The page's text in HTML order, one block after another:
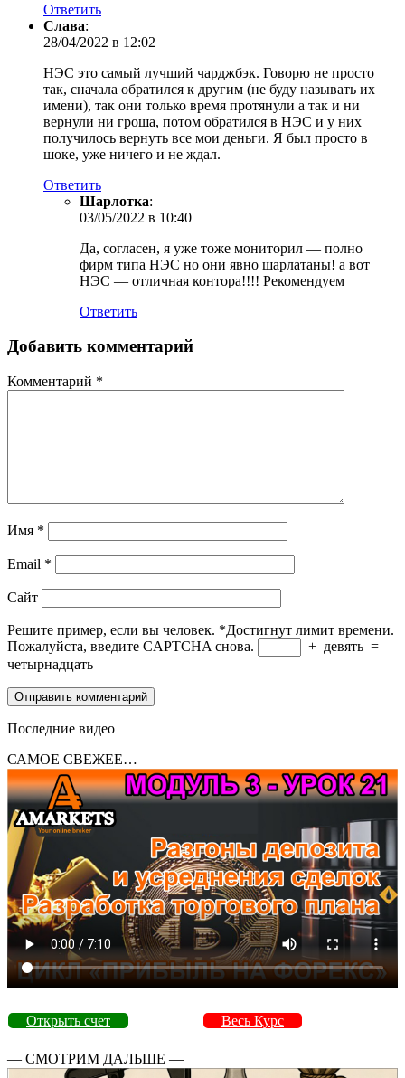
Ответить
Слава:
28/04/2022 в 12:02
НЭС это самый лучший чарджбэк. Говорю не просто
так, сначала обратился к другим (не буду называть их
имени), так они только время протянули а так и ни
вернули ни гроша, потом обратился в НЭС и у них
получилось вернуть все мои деньги. Я был просто в
шоке, уже ничего и не ждал.
Ответить
Шарлотка:
03/05/2022 в 10:40
Да, согласен, я уже тоже мониторил — полно
фирм типа НЭС но они явно шарлатаны! а вот
НЭС — отличная контора!!!! Рекомендуем
Ответить
Добавить комментарий
Комментарий *
Имя *
Email *
Сайт
Решите пример, если вы человек. *Достигнут лимит времени.
Пожалуйста, введите CAPTCHA снова.
+ девять =
четырнадцать
Последние видео
САМОЕ СВЕЖЕЕ…
Открыть счет Весь Курс
— СМОТРИМ ДАЛЬШЕ —